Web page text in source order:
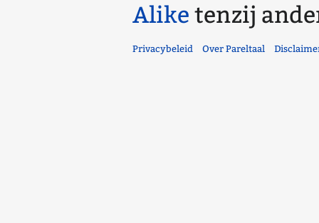
Alike tenzij
Privacybeleid Over Pareltaal